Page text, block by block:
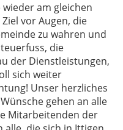
am gleichen
vor Augen, die
zu wahren und
die
der Dienstleistungen,
sich weiter
Unser herzliches
gehen an alle
Mitarbeitenden der